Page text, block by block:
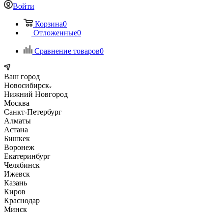
Войти
Корзина0
Отложенные0
Сравнение товаров0
Ваш город
Новосибирск
Нижний Новгород
Москва
Санкт-Петербург
Алматы
Астана
Бишкек
Воронеж
Екатеринбург
Челябинск
Ижевск
Казань
Киров
Краснодар
Минск